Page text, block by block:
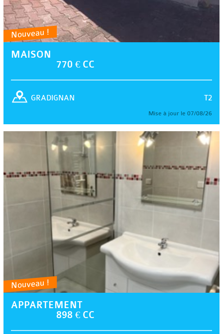
Nouveau !
MAISON
770 € CC
T2
GRADIGNAN
Mise à jour le 07/08/26
Nouveau !
APPARTEMENT
898 € CC